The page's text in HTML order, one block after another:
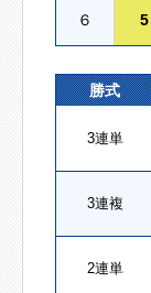
６ 5
勝式
3連単
3連複
2連単